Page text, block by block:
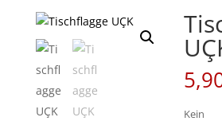
Kein